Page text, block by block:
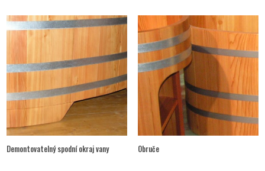
Demontovatelný spodní okraj vany Obruče